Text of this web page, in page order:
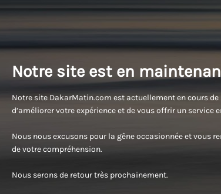
Notre site est en
Notre site DakarMatin.com est actuellement en cours
d’améliorer votre expérience et de vous offrir un service
Nous nous excusons pour la gêne occasionnée et vous
de votre compréhension.
Nous serons de retour très prochainement.